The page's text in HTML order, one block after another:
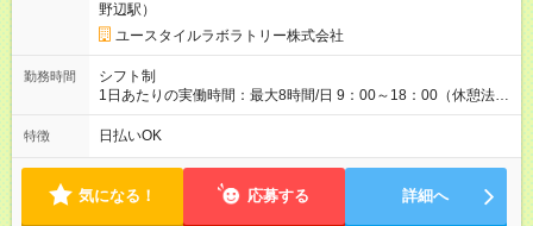
野辺駅）
ユースタイルラボラトリー株式会社
勤務時間
シフト制
1日あたりの実働時間：最大8時間/日 9：00～18：00（休憩法定
通り） ※業務により前後する場合あり ※土日祝休み可能
特徴 日払いOK
気になる！ 応募する 詳細へ